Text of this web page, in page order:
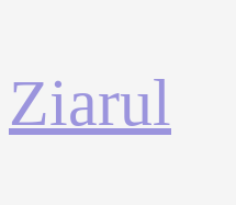
la
conținut
Ziarul